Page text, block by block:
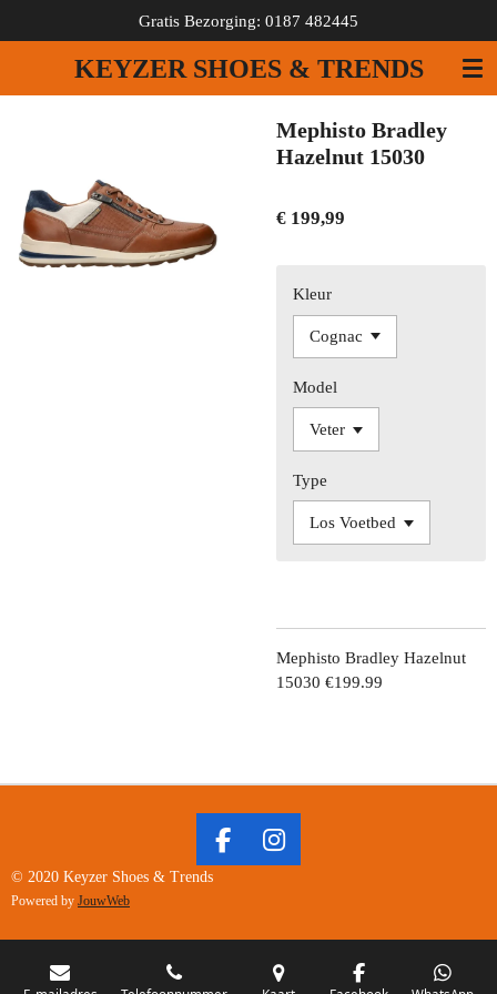
direct
de
KEYZER SHOES & TRENDS
Gratis Bezorging: 0187 482445
Mephisto Bradley
Hazelnut 15030
€ 199,99
Kleur
Model
Type
Mephisto Bradley Hazelnut
15030 €199.99
F
B
I
A
G
© 2020 Keyzer Shoes & Trends
Powered by JouwWeb